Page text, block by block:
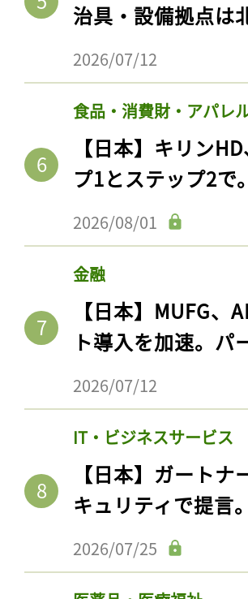
治具・設備拠点は
2026/07/12
食品・消費財・アパレ
【日本】キリン
プ1とステップ2で
2026/08/01
金融
【日本】MUFG
ト導入を加速。パ
2026/07/12
IT・ビジネスサービス
【日本】ガート
キュリティで提言
2026/07/25